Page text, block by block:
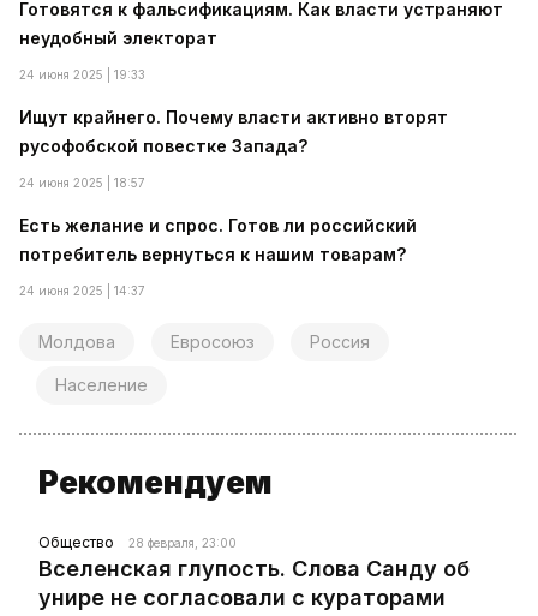
Готовятся к фальсификациям. Как власти устраняют
неудобный электорат
24 июня 2025 | 19:33
Ищут крайнего. Почему власти активно вторят
русофобской повестке Запада?
24 июня 2025 | 18:57
Есть желание и спрос. Готов ли российский
потребитель вернуться к нашим товарам?
24 июня 2025 | 14:37
Молдова Евросоюз Россия
Население
Рекомендуем
Общество 28 февраля, 23:00
Вселенская глупость. Слова Санду об
унире не согласовали с кураторами